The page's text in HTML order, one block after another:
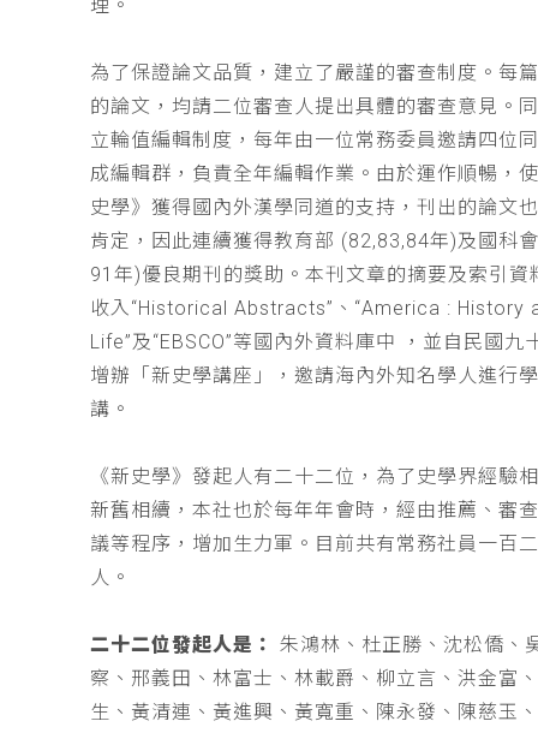
理。
為了保證論文品質，建立了嚴謹的審查制度。每
的論文，均請二位審查人提出具體的審查意見。
立輪值編輯制度，每年由一位常務委員邀請四位
成編輯群，負責全年編輯作業。由於運作順暢，
史學》獲得國內外漢學同道的支持，刊出的論文
肯定，因此連續獲得教育部 (82,83,84年)及國科
91年)優良期刊的獎助。本刊文章的摘要及索引資
收入“Historical Abstracts”、“America : History
Life”及“EBSCO”等國內外資料庫中 ，並自民國九
增辦「新史學講座」，邀請海內外知名學人進行
講。
《新史學》發起人有二十二位，為了史學界經驗
新舊相續，本社也於每年年會時，經由推薦、審
議等程序，增加生力軍。目前共有常務社員一百
人。
二十二位發起人是：
朱鴻林、杜正勝、沈松僑、
察、邢義田、林富士、林載爵、柳立言、洪金富
生、黃清連、黃進興、黃寬重、陳永發、陳慈玉